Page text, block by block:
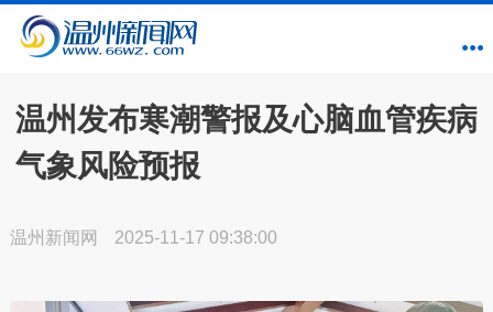
温州发布寒潮警报及心脑血管疾病
气象风险预报
温州新闻网 2025-11-17 09:38:00